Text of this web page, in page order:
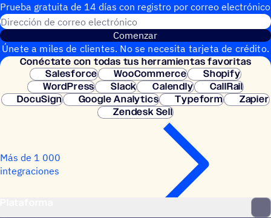
Prueba gratuita de 14 días con regis­tro por correo electrónico
Dirección de correo electrónico
Comenzar
Únete a miles de clientes. No se necesita tarjeta de crédito.
Configuración instantánea.
Conéc­tate con todas tus herramientas favoritas
Salesforce
WooCommerce
Shopify
WordPress
Slack Calendly
CallRail
DocuSign
Google Analytics Typeform
Zapier
Zendesk Sell
Más de 1 000
integraciones